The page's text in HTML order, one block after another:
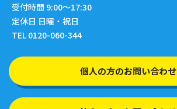
受付時間 9:00〜17:30
定休日 日曜・祝日
TEL 0120-060-344
個人の方のお問い合わせ